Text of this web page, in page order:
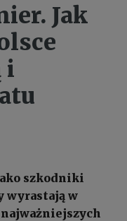
Jak
i
szkodniki
wyrastają w